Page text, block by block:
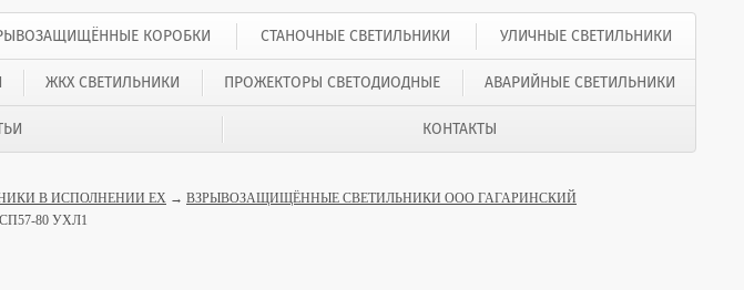
КОРОБКИ СТАНОЧНЫЕ СВЕТИЛЬНИКИ УЛИЧНЫЕ СВЕТИЛЬНИКИ
ЖКХ СВЕТИЛЬНИКИ ПРОЖЕКТОРЫ СВЕТОДИОДНЫЕ АВАРИЙНЫЕ СВЕТИЛЬНИКИ
КОНТАКТЫ
В ИСПОЛНЕНИИ EX → ВЗРЫВОЗАЩИЩЁННЫЕ СВЕТИЛЬНИКИ ООО ГАГАРИНСКИЙ
80 УХЛ1